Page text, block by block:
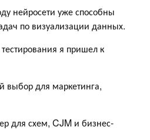
нейросети уже способны
по визуализации данных.
я пришел к
для маркетинга,
для схем, CJM и бизнес-